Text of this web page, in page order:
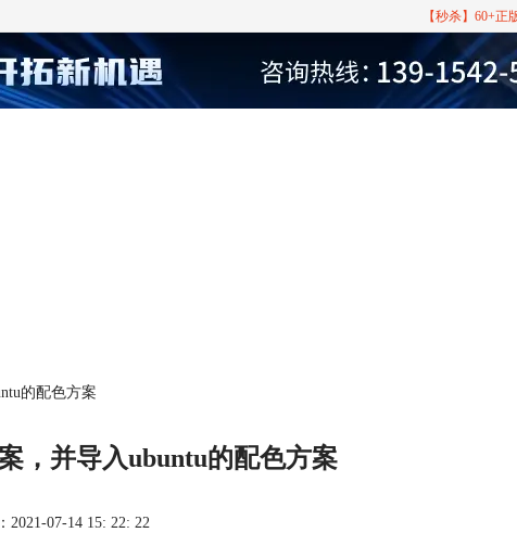
【秒杀】60+正
的配色方案
，并导入ubuntu的配色方案
2021-07-14 15: 22: 22